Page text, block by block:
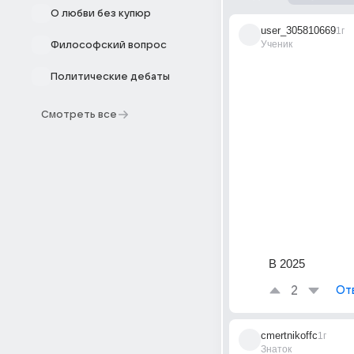
О любви без купюр
Философский вопрос
Политические дебаты
Смотреть все
user_305810669
Ученик
1г
В 2025
2
cmertnikoffc
Знаток
1г